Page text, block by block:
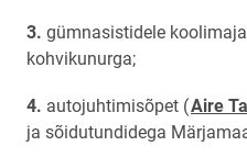
gümnasistidele
kohvikunurga;
autojuhtimisõpet (Aire
ja sõidutundidega